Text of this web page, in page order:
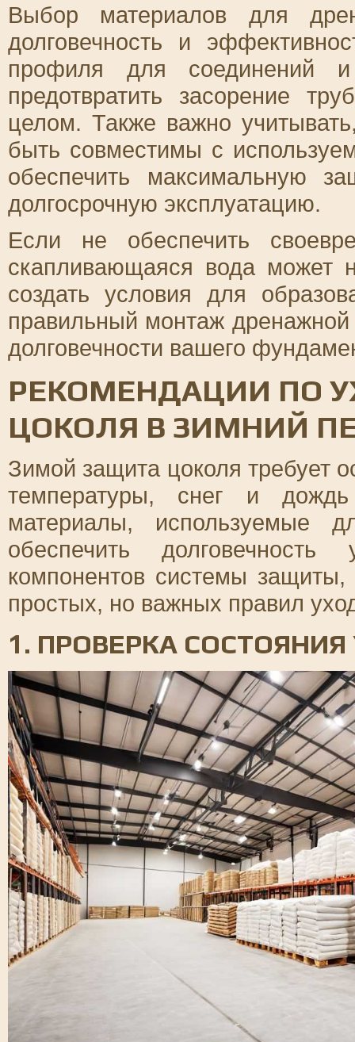
Выбор материалов для
долговечность и
профиля для соединений
предотвратить засорение
целом. Также важно
быть совместимы с
обеспечить максимальную
долгосрочную эксплуатацию.
Если не обеспечить
скапливающаяся вода может
создать условия для
правильный монтаж
долговечности вашего
РЕКОМЕНДАЦИИ ПО
ЦОКОЛЯ В ЗИМНИЙ
Зимой защита цоколя требует
температуры, снег и
материалы, используемые
обеспечить
компонентов системы
простых, но важных правил
1. ПРОВЕРКА